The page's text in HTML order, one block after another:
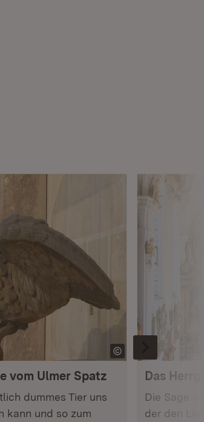
vom Ulmer Spatz
dummes Tier uns
kann und so zum
Das
Die Sage
der den